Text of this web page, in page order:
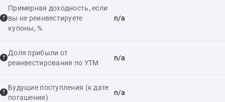
Примерная доходность, если
вы не реинвестируете
купоны, %
n/a
Доля прибыли от
реинвестирования по YTM
n/a
Будущие поступления (к дате
погашения)
n/a